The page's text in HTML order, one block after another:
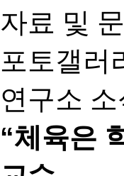
자료 및
포토갤러
연구소 소
“체육은